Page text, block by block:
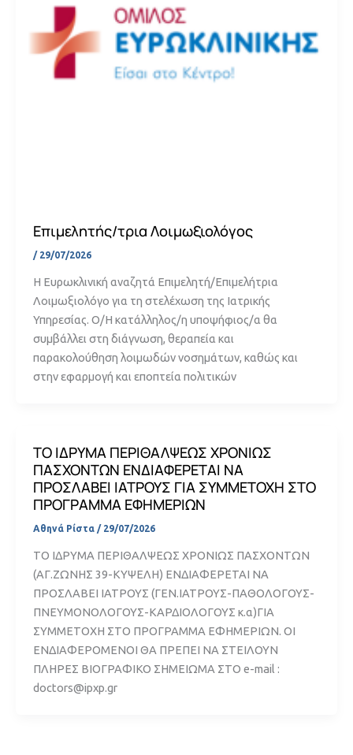
Επιμελητής/τρια Λοιμωξιολόγος
/ 29/07/2026
Η Ευρωκλινική αναζητά Επιμελητή/Επιμελήτρια
Λοιμωξιολόγο για τη στελέχωση της Ιατρικής
Υπηρεσίας. Ο/Η κατάλληλος/η υποψήφιος/α θα
συμβάλλει στη διάγνωση, θεραπεία και
παρακολούθηση λοιμωδών νοσημάτων, καθώς και
στην εφαρμογή και εποπτεία πολιτικών
ΤΟ ΙΔΡΥΜΑ ΠΕΡΙΘΑΛΨΕΩΣ ΧΡΟΝΙΩΣ
ΠΑΣΧΟΝΤΩΝ ΕΝΔΙΑΦΕΡΕΤΑΙ ΝΑ
ΠΡΟΣΛΑΒΕΙ ΙΑΤΡΟΥΣ ΓΙΑ ΣΥΜΜΕΤΟΧΗ ΣΤΟ
ΠΡΟΓΡΑΜΜΑ ΕΦΗΜΕΡΙΩΝ
Αθηνά Ρίστα / 29/07/2026
ΤΟ ΙΔΡΥΜΑ ΠΕΡΙΘΑΛΨΕΩΣ ΧΡΟΝΙΩΣ ΠΑΣΧΟΝΤΩΝ
(ΑΓ.ΖΩΝΗΣ 39-ΚΥΨΕΛΗ) ΕΝΔΙΑΦΕΡΕΤΑΙ ΝΑ
ΠΡΟΣΛΑΒΕΙ ΙΑΤΡΟΥΣ (ΓΕΝ.ΙΑΤΡΟΥΣ-ΠΑΘΟΛΟΓΟΥΣ-
ΠΝΕΥΜΟΝΟΛΟΓΟΥΣ-ΚΑΡΔΙΟΛΟΓΟΥΣ κ.α)ΓΙΑ
ΣΥΜΜΕΤΟΧΗ ΣΤΟ ΠΡΟΓΡΑΜΜΑ ΕΦΗΜΕΡΙΩΝ. ΟΙ
ΕΝΔΙΑΦΕΡΟΜΕΝΟΙ ΘΑ ΠΡΕΠΕΙ ΝΑ ΣΤΕΙΛΟΥΝ
ΠΛΗΡΕΣ ΒΙΟΓΡΑΦΙΚΟ ΣΗΜΕΙΩΜΑ ΣΤΟ e-mail :
doctors@ipxp.gr